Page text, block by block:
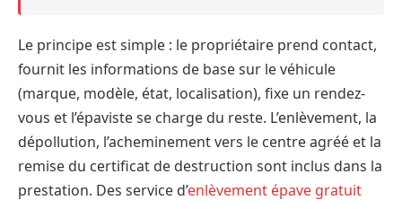
Le principe est simple : le propriétaire prend contact,
fournit les informations de base sur le véhicule
(marque, modèle, état, localisation), fixe un rendez-
vous et l’épaviste se charge du reste. L’enlèvement, la
dépollution, l’acheminement vers le centre agréé et la
remise du certificat de destruction sont inclus dans la
prestation. Des service d’enlèvement épave gratuit